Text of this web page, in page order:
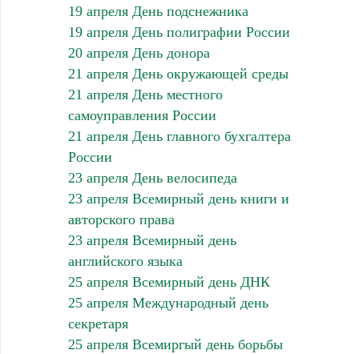
19 апреля День подснежника
19 апреля День полиграфии России
20 апреля День донора
21 апреля День окружающей среды
21 апреля День местного
самоуправления России
21 апреля День главного бухгалтера
России
23 апреля День велосипеда
23 апреля Всемирный день книги и
авторского права
23 апреля Всемирный день
английского языка
25 апреля Всемирный день ДНК
25 апреля Международный день
секретаря
25 апреля Всемиргый день борьбы